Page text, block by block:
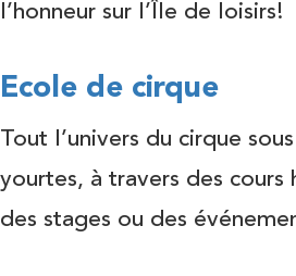
l’honneur sur l’Île de loisirs!
Ecole de cirque
Tout l’univers du cirque
yourtes, à travers des cours
des stages ou des